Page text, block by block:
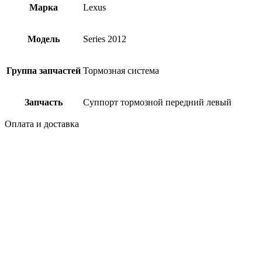
Марка Lexus
Модель Series 2012
Группа запчастей Тормозная система
Запчасть Суппорт тормозной передний левый
Оплата и доставка